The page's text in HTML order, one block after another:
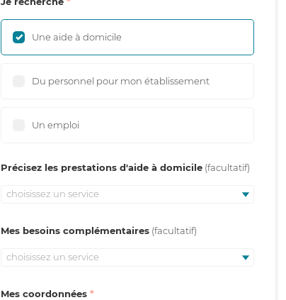
Une aide à domicile
Du personnel pour mon établissement
Un emploi
Précisez les prestations d'aide à domicile
choisissez un service
Mes besoins complémentaires
choisissez un service
Mes coordonnées